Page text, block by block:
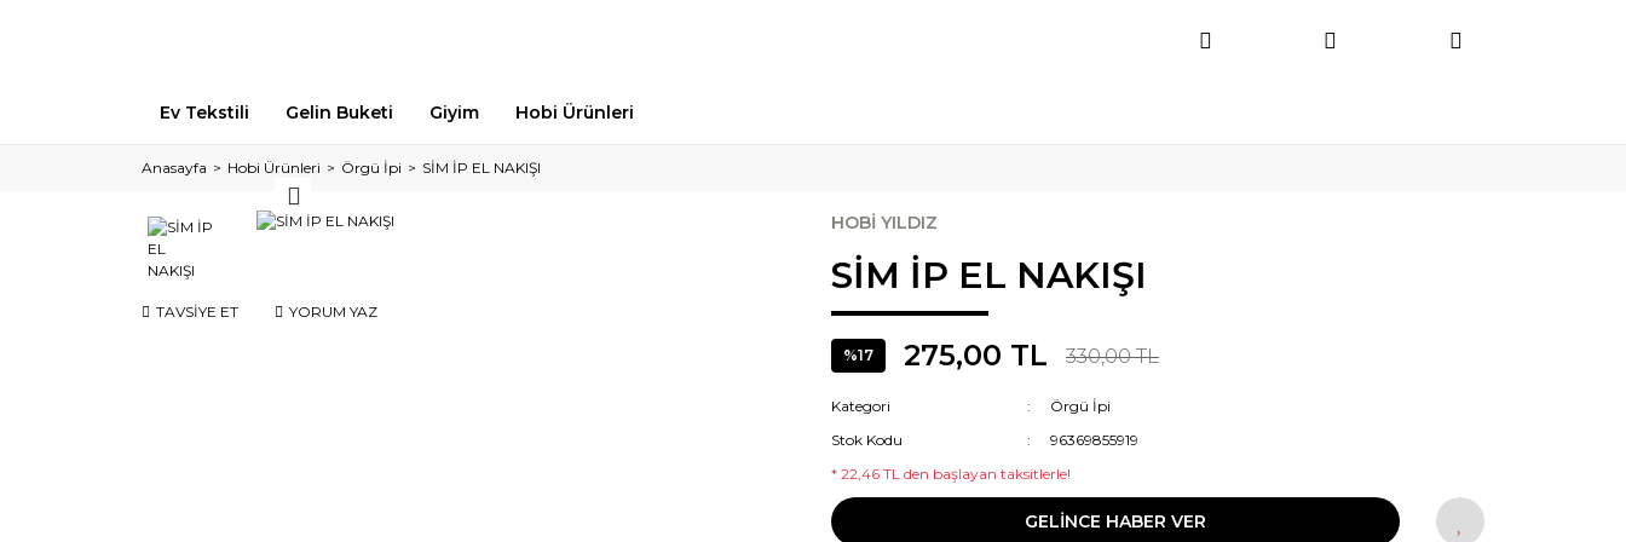
Ev Tekstili Gelin Buketi Giyim Hobi Ürünleri
Anasayfa Hobi Ürünleri Örgü İpi SİM İP EL NAKIŞI
TAVSİYE ET YORUM YAZ
HOBİ YILDIZ
SİM İP EL NAKIŞI
%17 275,00 TL 330,00 TL
Kategori
Örgü İpi
Stok Kodu
96369855919
* 22,46 TL den başlayan taksitlerle!
GELİNCE HABER VER